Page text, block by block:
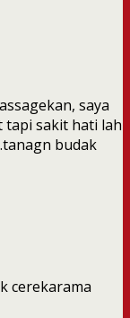
saya
tapi sakit hati lah
budak
cerekarama